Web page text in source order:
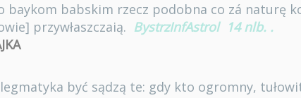
baykom babskim rzecz podobna co zá naturę
przywłaszczaią. BystrzInfAstrol 14 nlb. .
być sądzą te: gdy kto ogromny,